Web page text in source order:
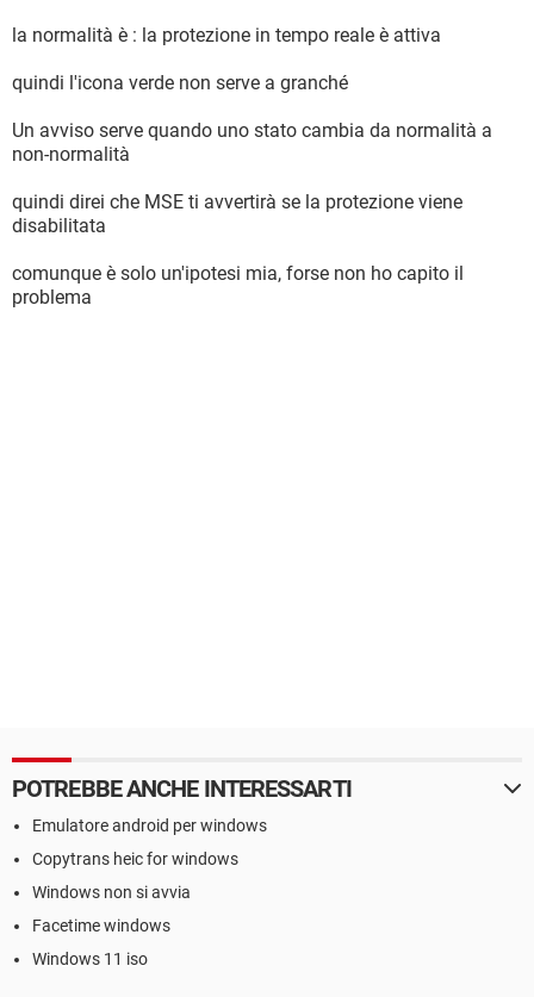
la normalità è : la protezione in tempo reale è attiva
quindi l'icona verde non serve a granché
Un avviso serve quando uno stato cambia da normalità a
non-normalità
quindi direi che MSE ti avvertirà se la protezione viene
disabilitata
comunque è solo un'ipotesi mia, forse non ho capito il
problema
POTREBBE ANCHE INTERESSARTI
Emulatore android per windows
Copytrans heic for windows
Windows non si avvia
Facetime windows
Windows 11 iso